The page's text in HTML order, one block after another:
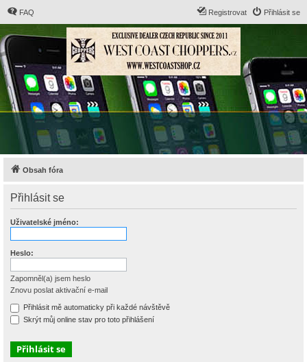
FAQ Přihlásit se
Registrovat
Obsah fóra
Přihlásit se
Uživatelské jméno:
Heslo:
Zapomněl(a) jsem heslo
Znovu poslat aktivační e-mail
Přihlásit mě automaticky při každé návštěvě
Skrýt můj online stav pro toto přihlášení